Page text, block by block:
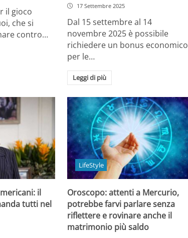
il gioco
che si
contro…
17 Settembre 2025
Dal 15 settembre al 14
novembre 2025 è possibile
richiedere un bonus economico
per le…
Leggi di più
il
tutti nel
LifeStyle
Oroscopo: attenti a Mercurio,
potrebbe farvi parlare senza
riflettere e rovinare anche il
matrimonio più saldo